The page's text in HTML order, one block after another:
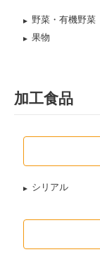
野菜・有機野菜
果物
加工食品
シリアル